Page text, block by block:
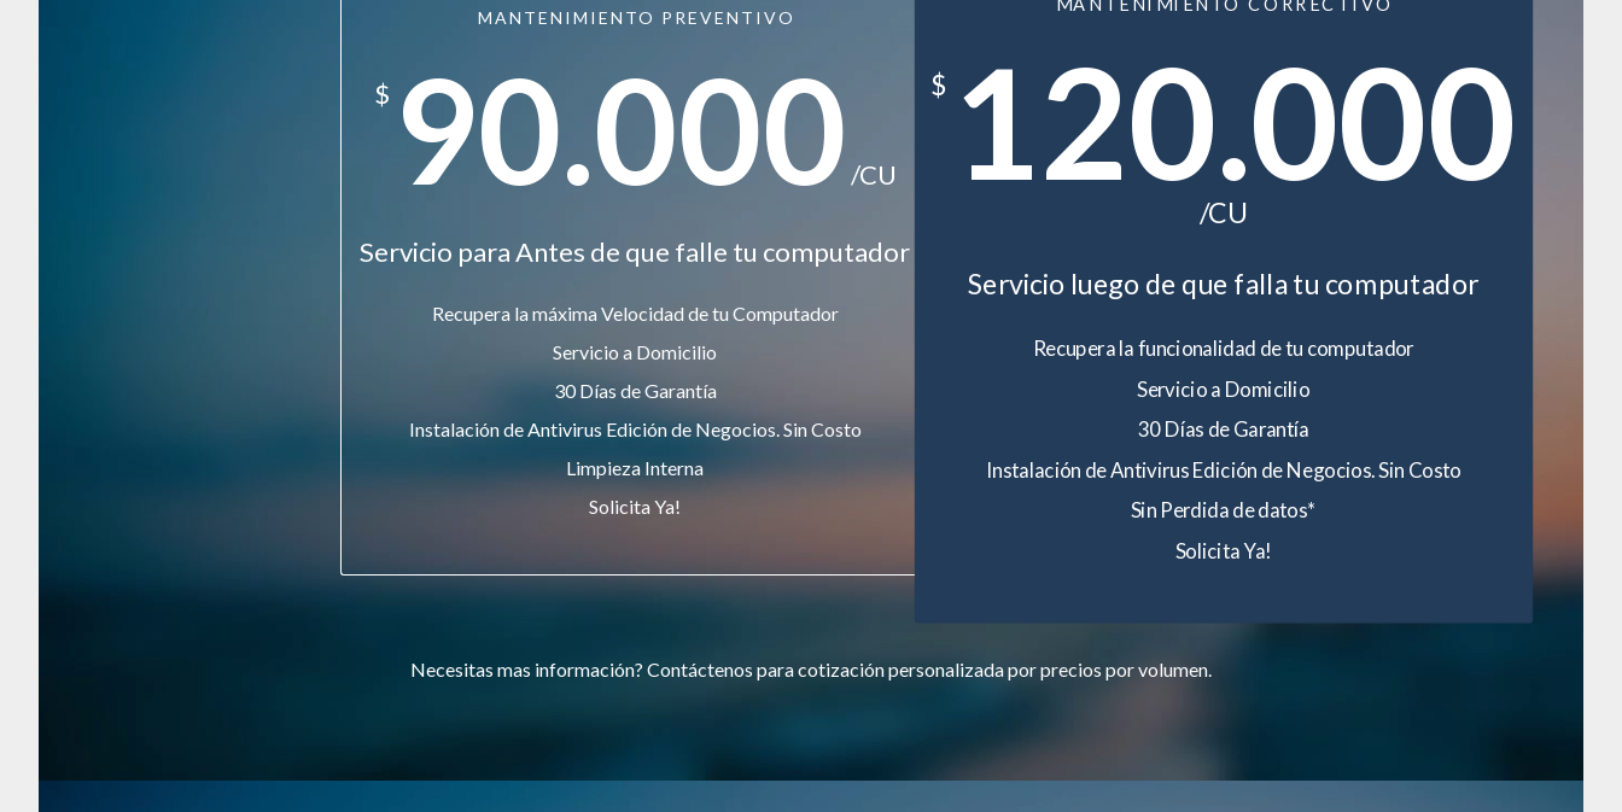
MANTENIMIENTO PREVENTIVO
$ 90.000 /CU
Servicio para Antes de que falle tu computador
Recupera la máxima Velocidad de tu Computador
Servicio a Domicilio
30 Días de Garantía
Instalación de Antivirus Edición de Negocios. Sin Costo
Limpieza Interna
Solicita Ya!
MANTENIMIENTO CORRECTIVO
$ 120.000
/CU
Servicio luego de que falla tu computador
Recupera la funcionalidad de tu computador
Servicio a Domicilio
30 Días de Garantía
Instalación de Antivirus Edición de Negocios. Sin Costo
Sin Perdida de datos*
Solicita Ya!
Necesitas mas información? Contáctenos para cotización personalizada por precios por volumen.